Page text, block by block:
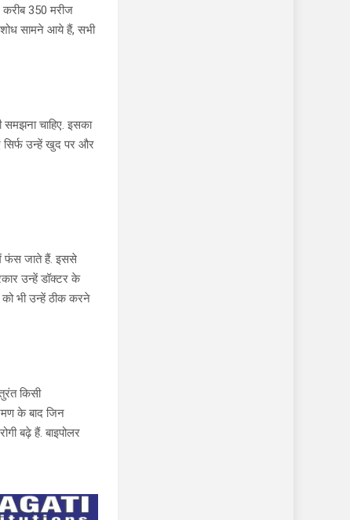
करीब 350 मरीज
सामने आये हैं, सभी
समझना चाहिए. इसका
सिर्फ उन्हें खुद पर और
फंस जाते हैं. इससे
उन्हें डॉक्टर के
को भी उन्हें ठीक करने
किसी
के बाद जिन
बढ़े हैं. बाइपोलर